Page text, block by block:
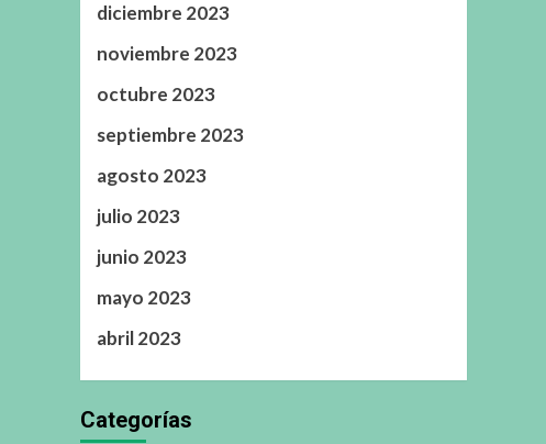
diciembre 2023
noviembre 2023
octubre 2023
septiembre 2023
agosto 2023
julio 2023
junio 2023
mayo 2023
abril 2023
Categorías